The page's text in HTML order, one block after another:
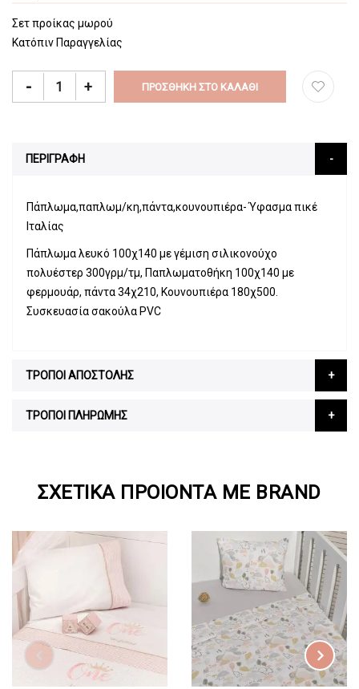
Σετ προίκας μωρού
Κατόπιν Παραγγελίας
- + ΠΡΟΣΘΉΚΗ ΣΤΟ ΚΑΛΆΘΙ
ΠΕΡΙΓΡΑΦΗ
Πάπλωμα,παπλωμ/κη,πάντα,κουνουπιέρα- Ύφασμα πικέ
Ιταλίας
Πάπλωμα λευκό 100χ140 με γέμιση σιλικονούχο
πολυέστερ 300γρμ/τμ, Παπλωματοθήκη 100χ140 με
φερμουάρ, πάντα 34χ210, Κουνουπιέρα 180χ500.
Συσκευασία σακούλα PVC
ΤΡΟΠΟΙ ΑΠΟΣΤΟΛΗΣ
ΤΡΟΠΟΙ ΠΛΗΡΩΜΗΣ
ΣΧΕΤΙΚΆ ΠΡΟΙΌΝΤΑ ΜΕ BRAND